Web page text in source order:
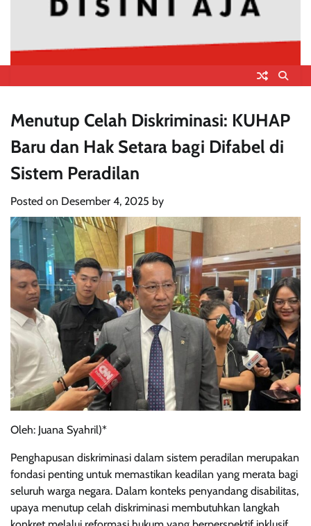
Menutup Celah Diskriminasi: KUHAP
Baru dan Hak Setara bagi Difabel di
Sistem Peradilan
Posted on Desember 4, 2025 by
Oleh: Juana Syahril)*
Penghapusan diskriminasi dalam sistem peradilan merupakan
fondasi penting untuk memastikan keadilan yang merata bagi
seluruh warga negara. Dalam konteks penyandang disabilitas,
upaya menutup celah diskriminasi membutuhkan langkah